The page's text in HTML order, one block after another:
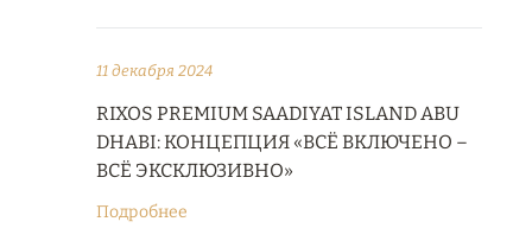
11 декабря 2024
RIXOS PREMIUM SAADIYAT ISLAND ABU
DHABI: КОНЦЕПЦИЯ «ВСЁ ВКЛЮЧЕНО –
ВСЁ ЭКСКЛЮЗИВНО»
Подробнее